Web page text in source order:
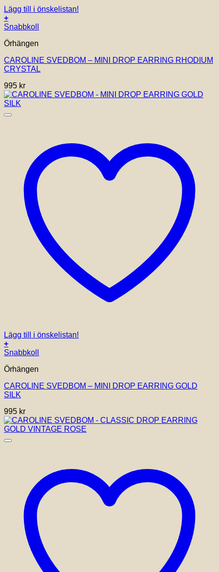
Lägg till i önskelistan!
+
Snabbkoll
Örhängen
CAROLINE SVEDBOM – MINI DROP EARRING RHODIUM
CRYSTAL
995 kr
Lägg till i önskelistan!
+
Snabbkoll
Örhängen
CAROLINE SVEDBOM – MINI DROP EARRING GOLD
SILK
995 kr